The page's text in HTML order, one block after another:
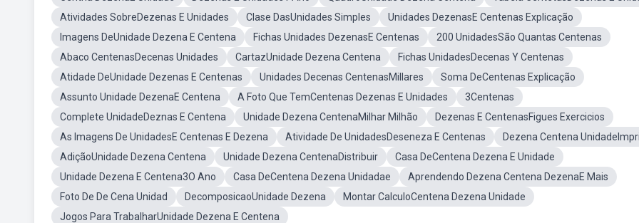
Atividades SobreDezenas E Unidades
Clase DasUnidades Simples
Unidades DezenasE Centenas Explicação
Imagens DeUnidade Dezena E Centena
Fichas Unidades DezenasE Centenas
200 UnidadesSão Quantas Centenas
Abaco CentenasDecenas Unidades
CartazUnidade Dezena Centena
Fichas UnidadesDecenas Y Centenas
Atidade DeUnidade Dezenas E Centenas
Unidades Decenas CentenasMillares
Soma DeCentenas Explicação
Assunto Unidade DezenaE Centena
A Foto Que TemCentenas Dezenas E Unidades
3Centenas
Complete UnidadeDeznas E Centena
Unidade Dezena CentenaMilhar Milhão
Dezenas E CentenasFigues Exercicios
As Imagens De UnidadesE Centenas E Dezena
Atividade De UnidadesDeseneza E Centenas
Dezena Centena
AdiçãoUnidade Dezena Centena
Unidade Dezena CentenaDistribuir
Casa DeCentena Dezena E Unidade
Unidade Dezena E Centena3O Ano
Casa DeCentena Dezena Unidadae
Aprendendo Dezena Centena DezenaE Mais
Foto De De Cena Unidad
DecomposicaoUnidade Dezena
Montar CalculoCentena Dezena Unidade
Jogos Para TrabalharUnidade Dezena E Centena